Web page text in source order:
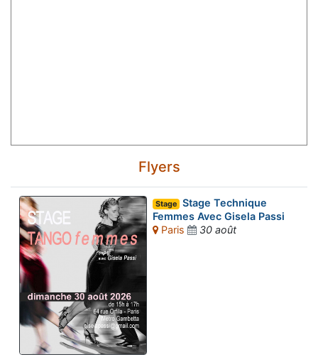
Flyers
Stage
Stage Technique
Femmes Avec Gisela Passi
Paris
30 août